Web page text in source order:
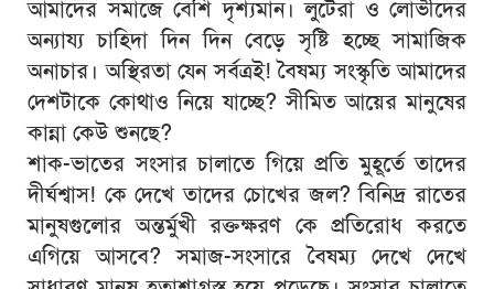
আমাদের সমাজে বেশি দৃশ্যমান। লুটেরা ও লোভীদের
অন্যায্য চাহিদা দিন দিন বেড়ে সৃষ্টি হচ্ছে সামাজিক
অনাচার। অস্থিরতা যেন সর্বত্রই! বৈষম্য সংস্কৃতি আমাদের
দেশটাকে কোথাও নিয়ে যাচ্ছে? সীমিত আয়ের মানুষের
কান্না কেউ শুনছে?
শাক-ভাতের সংসার চালাতে গিয়ে প্রতি মুহূর্তে তাদের
দীর্ঘশ্বাস! কে দেখে তাদের চোখের জল? বিনিদ্র রাতের
মানুষগুলোর অন্তর্মুখী রক্তক্ষরণ কে প্রতিরোধ করতে
এগিয়ে আসবে? সমাজ-সংসারে বৈষম্য দেখে দেখে